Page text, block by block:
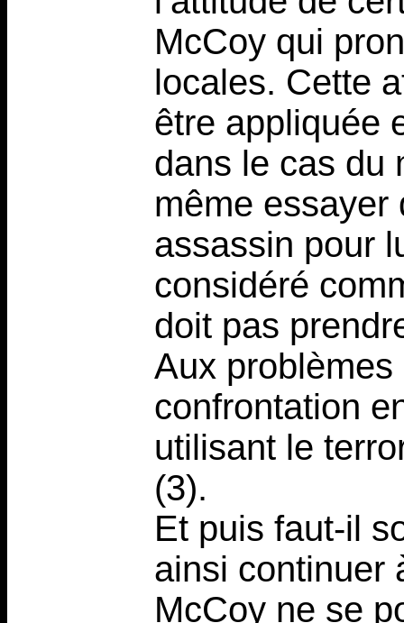
McCoy qui
locales. Cette
être appliquée
dans le cas du
même essayer
assassin pour
considéré
doit pas
Aux
confrontation
utilisant le
(3).
Et puis faut-il
ainsi continuer
McCoy ne se